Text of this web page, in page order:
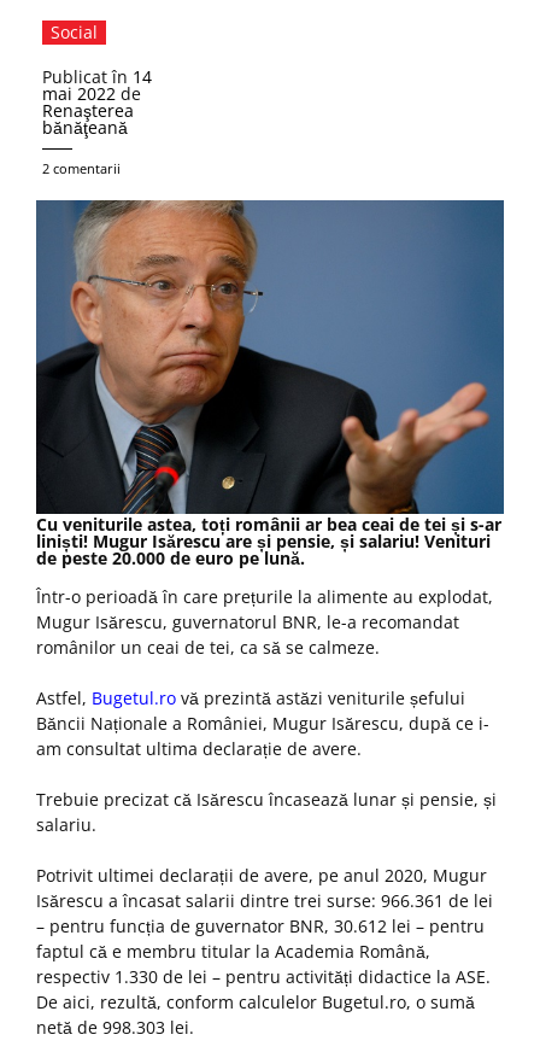
Social
Publicat în 14
mai 2022 de
Renaşterea
bănăţeană
2 comentarii
Cu veniturile astea, toți românii ar bea ceai de tei și s-ar
liniști! Mugur Isărescu are și pensie, și salariu! Venituri
de peste 20.000 de euro pe lună.
Într-o perioadă în care prețurile la alimente au explodat,
Mugur Isărescu, guvernatorul BNR, le-a recomandat
românilor un ceai de tei, ca să se calmeze.
Astfel, Bugetul.ro vă prezintă astăzi veniturile șefului
Băncii Naționale a României, Mugur Isărescu, după ce i-
am consultat ultima declarație de avere.
Trebuie precizat că Isărescu încasează lunar și pensie, și
salariu.
Potrivit ultimei declarații de avere, pe anul 2020, Mugur
Isărescu a încasat salarii dintre trei surse: 966.361 de lei
– pentru funcția de guvernator BNR, 30.612 lei – pentru
faptul că e membru titular la Academia Română,
respectiv 1.330 de lei – pentru activități didactice la ASE.
De aici, rezultă, conform calculelor Bugetul.ro, o sumă
netă de 998.303 lei.